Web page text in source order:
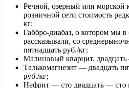
Речной, озерный или морской
розничной сети стоимость
кг;
Габбро-диабаз, о котором мы
рассказывали, со
пятнадцать руб./кг;
Малиновый кварцит, двадцать
Талькомагнезит — двадцать
руб./кг;
Нефрит — сто двадцать — сто